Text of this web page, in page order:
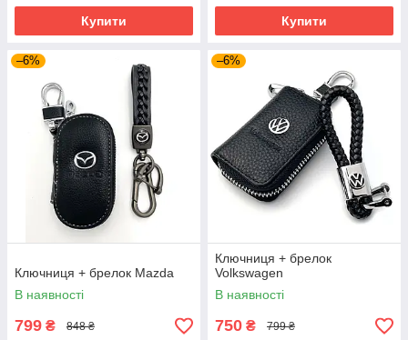
Купити Купити
–6%
Ключниця + брелок Mazda
В наявності
799 ₴ 848 ₴
–6%
Ключниця + брелок
Volkswagen
В наявності
750 ₴ 799 ₴